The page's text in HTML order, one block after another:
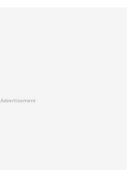
Advertisement